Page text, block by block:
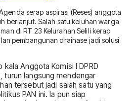
serap aspirasi (Reses) anggota
berlanjut. Salah satu keluhan warga
di RT 23 Kelurahan Selili kerap
pembangunan drainase jadi solusi
kala Anggota Komisi I DPRD
turun langsung mendengar
tersebut jadi salah satu yang
PAN ini. Ia pun siap